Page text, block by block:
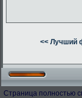
<< Лучший
Страница полностью